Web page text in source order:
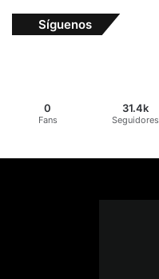
Síguenos
0
Fans
31.4k
Seguidores